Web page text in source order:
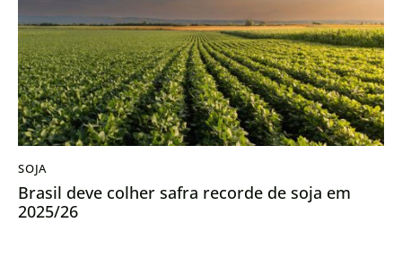
SOJA
Brasil deve colher safra recorde de soja em
2025/26